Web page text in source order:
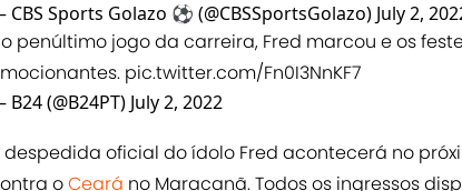
CBS Sports Golazo ⚽️ (@CBSSportsGolazo) July 2,
penúltimo jogo da carreira, Fred marcou e os
pic.twitter.com/Fn0I3NnKF7
(@B24PT) July 2, 2022
despedida oficial do ídolo Fred acontecerá no
oCeará no Maracanã. Todos os ingressos